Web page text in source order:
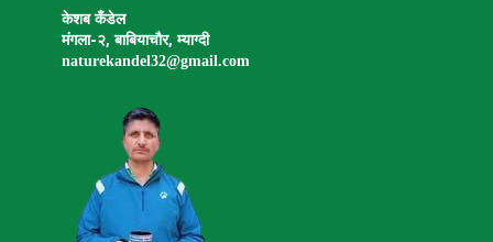
केशब कँडेल
मंगला-२, बाबियाचौर, म्याग्दी
naturekandel32@gmail.com